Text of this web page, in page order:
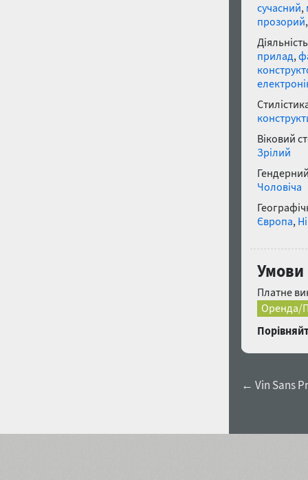
сучасний,
прозорий
прилад,
Віковий
Зрілий
Чоловіча
Європа,
Умови
Платне
Оренда/
← Vin Sans